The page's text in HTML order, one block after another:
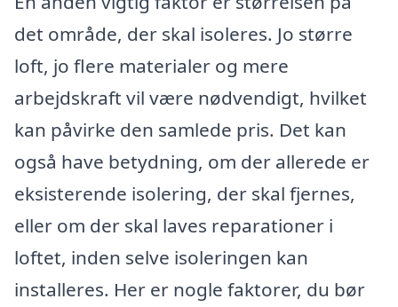
det område, der skal isoleres. Jo større
loft, jo flere materialer og mere
arbejdskraft vil være nødvendigt, hvilket
kan påvirke den samlede pris. Det kan
også have betydning, om der allerede er
eksisterende isolering, der skal fjernes,
eller om der skal laves reparationer i
loftet, inden selve isoleringen kan
installeres. Her er nogle faktorer, du bør